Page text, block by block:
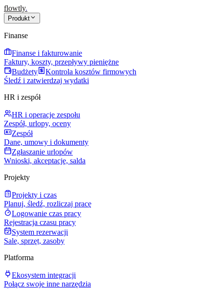
flowtly.
Produkt
Finanse
Finanse i fakturowanie
Faktury, koszty, przepływy pieniężne
Budżety
Kontrola kosztów firmowych
Śledź i zatwierdzaj wydatki
HR i zespół
HR i operacje zespołu
Zespół, urlopy, oceny
Zespół
Dane, umowy i dokumenty
Zgłaszanie urlopów
Wnioski, akceptacje, salda
Projekty
Projekty i czas
Planuj, śledź, rozliczaj pracę
Logowanie czas pracy
Rejestracja czasu pracy
System rezerwacji
Sale, sprzęt, zasoby
Platforma
Ekosystem integracji
Połącz swoje inne narzędzia